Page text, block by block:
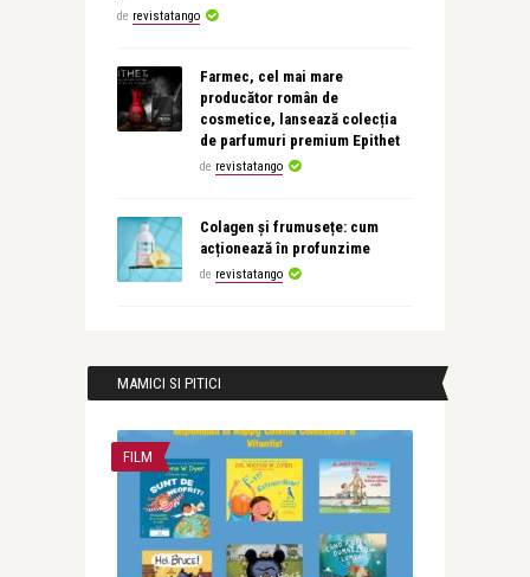
de revistatango
Farmec, cel mai mare
producător român de
cosmetice, lansează colecția
de parfumuri premium Epithet
de revistatango
Colagen și frumusețe: cum
acționează în profunzime
de revistatango
MAMICI SI PITICI
FILM